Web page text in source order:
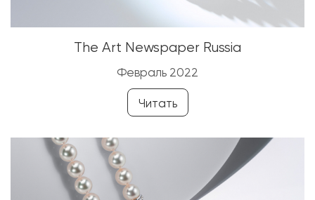
The Art Newspaper Russia
Февраль 2022
Читать